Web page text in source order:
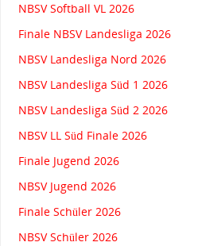
NBSV Softball VL 2026
Finale NBSV Landesliga 2026
NBSV Landesliga Nord 2026
NBSV Landesliga Süd 1 2026
NBSV Landesliga Süd 2 2026
NBSV LL Süd Finale 2026
Finale Jugend 2026
NBSV Jugend 2026
Finale Schüler 2026
NBSV Schüler 2026